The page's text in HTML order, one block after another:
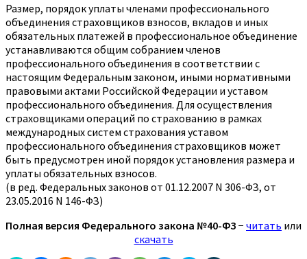
Размер, порядок уплаты членами профессионального
объединения страховщиков взносов, вкладов и иных
обязательных платежей в профессиональное объединение
устанавливаются общим собранием членов
профессионального объединения в соответствии с
настоящим Федеральным законом, иными нормативными
правовыми актами Российской Федерации и уставом
профессионального объединения. Для осуществления
страховщиками операций по страхованию в рамках
международных систем страхования уставом
профессионального объединения страховщиков может
быть предусмотрен иной порядок установления размера и
уплаты обязательных взносов.
(в ред. Федеральных законов от 01.12.2007 N 306-ФЗ, от
23.05.2016 N 146-ФЗ)
Полная версия Федерального закона №40-ФЗ − читать или
скачать